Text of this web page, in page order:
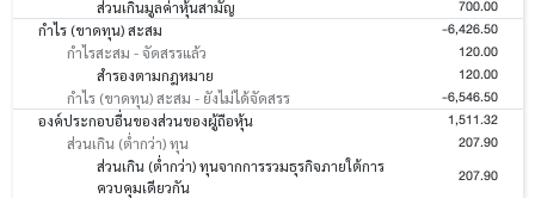
ส่วนเกินมูลค่าหุ้นสามัญ 700.00
กำไร (ขาดทุน) สะสม -6,426.50
กำไรสะสม - จัดสรรแล้ว 120.00
สำรองตามกฎหมาย 120.00
กำไร (ขาดทุน) สะสม - ยังไม่ได้จัดสรร -6,546.50
องค์ประกอบอื่นของส่วนของผู้ถือหุ้น 1,511.32
ส่วนเกิน (ต่ำกว่า) ทุน 207.90
ส่วนเกิน (ต่ำกว่า) ทุนจากการรวมธุรกิจภายใต้การ
ควบคุมเดียวกัน
207.90